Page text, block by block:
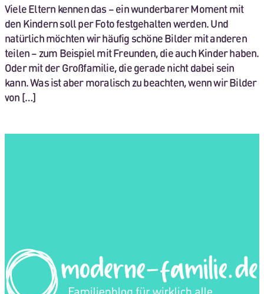
Viele Eltern kennen das – ein wunderbarer Moment mit
den Kindern soll per Foto festgehalten werden. Und
natürlich möchten wir häufig schöne Bilder mit anderen
teilen – zum Beispiel mit Freunden, die auch Kinder haben.
Oder mit der Großfamilie, die gerade nicht dabei sein
kann. Was ist aber moralisch zu beachten, wenn wir Bilder
von […]